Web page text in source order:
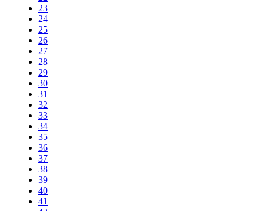
23
24
25
26
27
28
29
30
31
32
33
34
35
36
37
38
39
40
41